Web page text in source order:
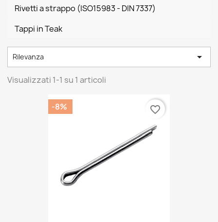
Rivetti a strappo (ISO15983 - DIN 7337)
Tappi in Teak
Rilevanza 
Visualizzati 1-1 su 1 articoli
-8% favorite_border